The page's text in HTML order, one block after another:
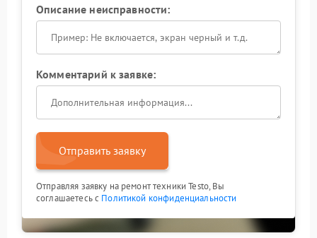
Описание неисправности:
Комментарий к заявке:
Отправить заявку
Отправляя заявку на ремонт техники Testo, Вы
соглашаетесь с Политикой конфиденциальности